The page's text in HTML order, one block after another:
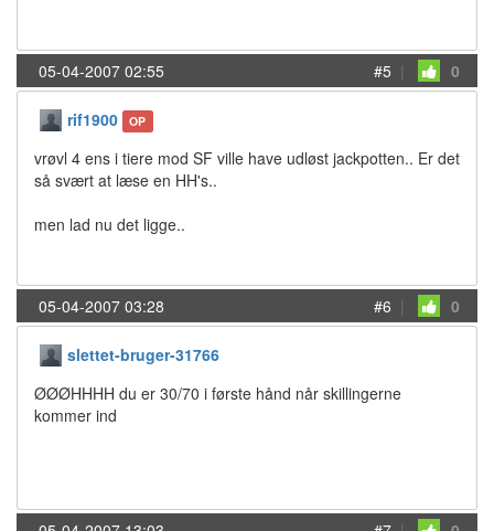
05-04-2007 02:55 #5 | 0
rif1900 OP
vrøvl 4 ens i tiere mod SF ville have udløst jackpotten.. Er det
så svært at læse en HH's..
men lad nu det ligge..
05-04-2007 03:28 #6 | 0
slettet-bruger-31766
ØØØHHHH du er 30/70 i første hånd når skillingerne
kommer ind